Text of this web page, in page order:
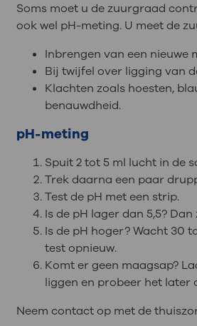
Soms moet u de zuurgraad
ook wel pH-meting. U meet de
Inbrengen van een nieuwe
Bij twijfel over ligging van
Klachten zoals hoesten,
benauwdheid.
pH-meting
Spuit 2 tot 5 ml lucht in de
Trek daarna een paar
Test de pH met een strip.
Is de pH lager dan 5,5?
Is de pH hoger? Wacht 30
test opnieuw.
Komt er geen maagsap?
liggen en probeer het later
Neem contact op met de